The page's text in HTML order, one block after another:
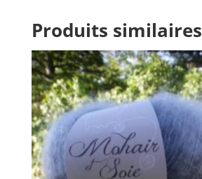
Produits similaires